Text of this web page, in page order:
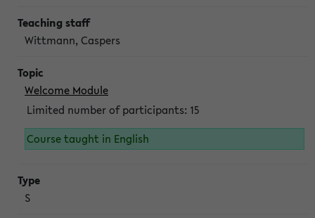
Wittmann, Caspers
Welcome Module
Limited number of participants: 15
Course taught in English
S